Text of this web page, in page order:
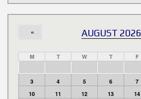
AUGUST 2026
«
M T W T F
3
4 5 6 7
10
11 12 13 14